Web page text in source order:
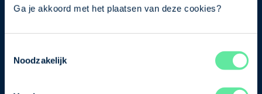
Ga je akkoord met het plaatsen van deze cookies?
Noodzakelijk
Direct naar
Ons verhaal